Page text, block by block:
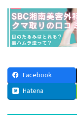
Facebook
Hatena